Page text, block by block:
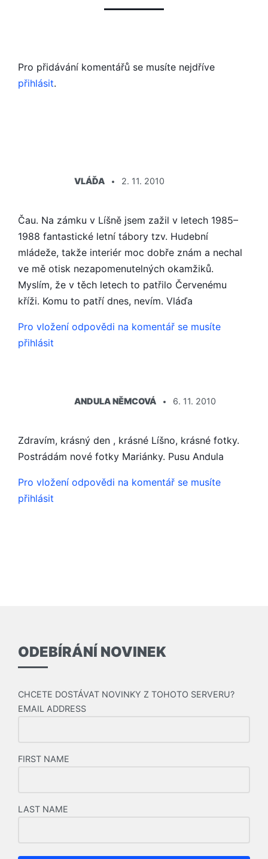
Pro přidávání komentářů se musíte nejdříve
přihlásit.
VLÁĎA
2. 11. 2010
Čau. Na zámku v Líšně jsem zažil v letech 1985–
1988 fantastické letní tábory tzv. Hudební
mládeže, takže interiér moc dobře znám a nechal
ve mě otisk nezapomenutelných okamžiků.
Myslím, že v těch letech to patřilo Červenému
kříži. Komu to patří dnes, nevím. Vláďa
Pro vložení odpovědi na komentář se musíte
přihlásit
ANDULA NĚMCOVÁ
6. 11. 2010
Zdravím, krásný den , krásné Líšno, krásné fotky.
Postrádám nové fotky Mariánky. Pusu Andula
Pro vložení odpovědi na komentář se musíte
přihlásit
ODEBÍRÁNÍ NOVINEK
CHCETE DOSTÁVAT NOVINKY Z TOHOTO SERVERU?
EMAIL ADDRESS
FIRST NAME
LAST NAME